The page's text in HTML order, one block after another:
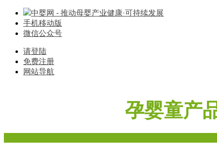
中婴网 - 推动母婴产业健康·可持续发展
手机移动版
微信公众号
请登陆
免费注册
网站导航
孕婴童产